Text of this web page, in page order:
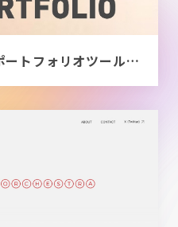
[PR]クリエイター向けポートフォリオツール｜BRIK PORTFOLIO